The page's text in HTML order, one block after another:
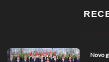
Novo